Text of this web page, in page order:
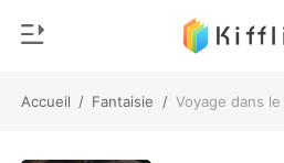
Accueil / Fantaisie /